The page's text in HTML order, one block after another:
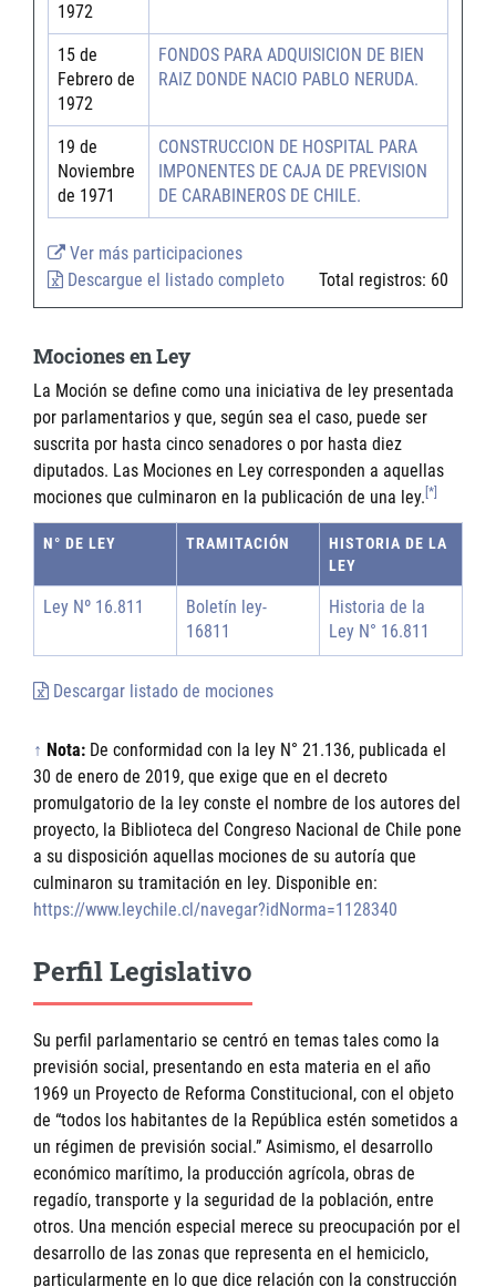
1972
15 de
Febrero de
1972
FONDOS PARA ADQUISICION DE BIEN
RAIZ DONDE NACIO PABLO NERUDA.
19 de
Noviembre
de 1971
CONSTRUCCION DE HOSPITAL PARA
IMPONENTES DE CAJA DE PREVISION
DE CARA­BINEROS DE CHILE.
Ver más participaciones
Descargue el listado completo
Total registros: 60
Mociones en Ley
La Moción se define como una iniciativa de ley presentada
por parlamentarios y que, según sea el caso, puede ser
suscrita por hasta cinco senadores o por hasta diez
diputados. Las Mociones en Ley corresponden a aquellas
mociones que culminaron en la publicación de una ley. [*]
N° DE LEY TRAMITACIÓN
HISTORIA DE LA
LEY
Ley Nº 16.811
Boletín ley-
16811
Historia de la
Ley N° 16.811
Descargar listado de mociones
↑ Nota: De conformidad con la ley N° 21.136, publicada el
30 de enero de 2019, que exige que en el decreto
promulgatorio de la ley conste el nombre de los autores del
proyecto, la Biblioteca del Congreso Nacional de Chile pone
a su disposición aquellas mociones de su autoría que
culminaron su tramitación en ley. Disponible en:
https://www.leychile.cl/navegar?idNorma=1128340
Perfil Legislativo
Su perfil parlamentario se centró en temas tales como la
previsión social, presentando en esta materia en el año
1969 un Proyecto de Reforma Constitucional, con el objeto
de “todos los habitantes de la República estén sometidos a
un régimen de previsión social.” Asimismo, el desarrollo
económico marítimo, la producción agrícola, obras de
regadío, transporte y la seguridad de la población, entre
otros. Una mención especial merece su preocupación por el
desarrollo de las zonas que representa en el hemiciclo,
particularmente en lo que dice relación con la construcción